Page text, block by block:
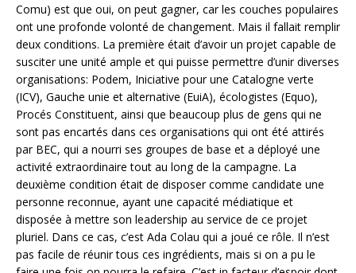
Comu) est que oui, on peut gagner, car les couches populaires
ont une profonde volonté de changement. Mais il fallait remplir
deux conditions. La première était d’avoir un projet capable de
susciter une unité ample et qui puisse permettre d’unir diverses
organisations: Podem, Iniciative pour une Catalogne verte
(ICV), Gauche unie et alternative (EuiA), écologistes (Equo),
Procés Constituent, ainsi que beaucoup plus de gens qui ne
sont pas encartés dans ces organisations qui ont été attirés
par BEC, qui a nourri ses groupes de base et a déployé une
activité extraordinaire tout au long de la campagne. La
deuxième condition était de disposer comme candidate une
personne reconnue, ayant une capacité médiatique et
disposée à mettre son leadership au service de ce projet
pluriel. Dans ce cas, c’est Ada Colau qui a joué ce rôle. Il n’est
pas facile de réunir tous ces ingrédients, mais si on a pu le